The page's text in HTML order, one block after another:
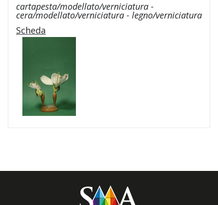
cartapesta/modellato/verniciatura -
cera/modellato/verniciatura - legno/verniciatura
Scheda